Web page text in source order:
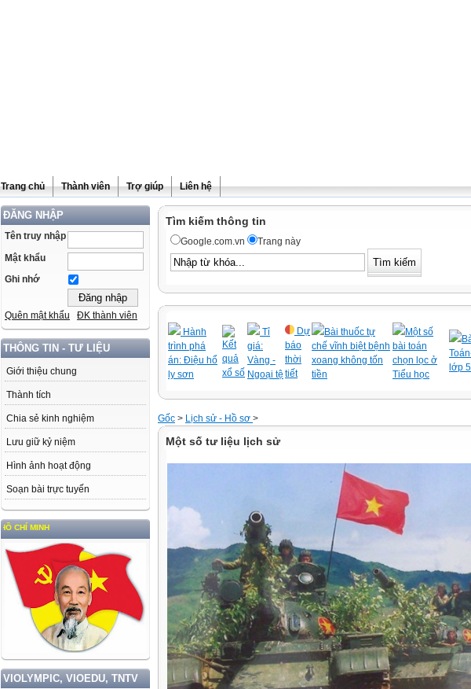
Trang chủ Thành viên Trợ giúp Liên hệ
ĐĂNG NHẬP
Tên truy nhập
Mật khẩu
Ghi nhớ
Quên mật khẩu ĐK thành viên
THÔNG TIN - TƯ LIỆU
Giới thiệu chung
Thành tích
Chia sẻ kinh nghiệm
Lưu giữ kỷ niệm
Hình ảnh hoạt động
Soạn bài trực tuyến
HỌC TẬP VÀ LÀM THEO TƯ TƯỞNG, ĐẠO ĐỨC, PHONG CÁCH HỒ CHÍ MINH
VIOLYMPIC, VIOEDU, TNTV
Tìm kiếm thông tin
Google.com.vn Trang này
Hành
trình phá
án: Điệu hổ
ly sơn
Kết
quả
xổ số
Tỉ
giá:
Vàng -
Ngoại tệ
Dự
báo
thời
tiết
Bài thuốc tự
chế vĩnh biệt bệnh
xoang không tốn
tiền
Một số
bài toán
chọn lọc ở
Tiểu học
lớp
Gốc > Lịch sử - Hồ sơ >
Một số tư liệu lịch sử